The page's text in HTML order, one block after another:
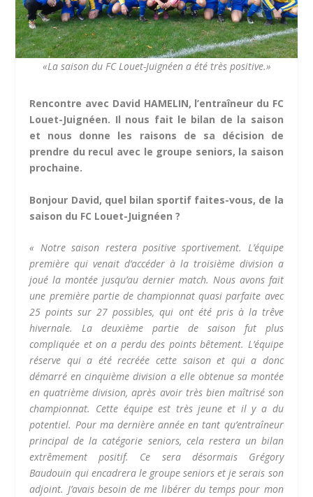
«La saison du FC Louet-Juignéen a été très positive.»
Rencontre avec David HAMELIN, l’entraîneur du FC
Louet-Juignéen. Il nous fait le bilan de la saison
et nous donne les raisons de sa décision de
prendre du recul avec le groupe seniors, la saison
prochaine.
Bonjour David, quel bilan sportif faites-vous, de la
saison du FC Louet-Juignéen ?
« Notre saison restera positive sportivement. L’équipe
première qui venait d’accéder à la troisième division a
joué la montée jusqu’au dernier match. Nous avons fait
une première partie de championnat quasi parfaite avec
25 points sur 27 possibles, qui ont été pris à la trêve
hivernale. La deuxième partie de saison fut plus
compliquée et on a perdu des points bêtement. L’équipe
réserve qui a été recréée cette saison et qui a donc
démarré en cinquième division a elle obtenue sa montée
en quatrième division, après avoir très bien maîtrisé son
championnat. Cette équipe est très jeune et il y a du
potentiel. Pour ma dernière année en tant qu’entraîneur
principal de la catégorie seniors, cela restera un bilan
extrêmement positif. Ce sera désormais Grégory
Baudouin qui encadrera le groupe seniors et je serais son
adjoint. J’avais besoin de me libérer du temps pour mon